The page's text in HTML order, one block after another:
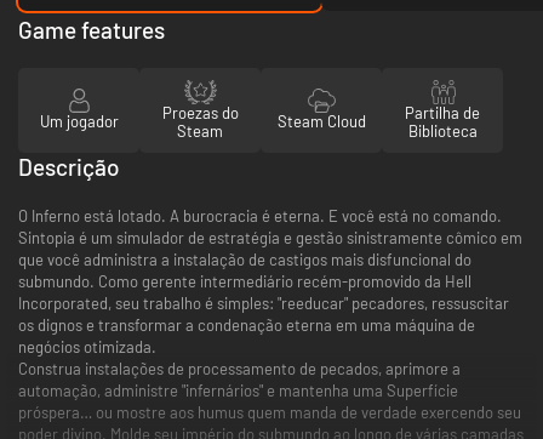
Game features
Um jogador
Proezas do
Steam
Steam Cloud
Partilha de
Biblioteca
Descrição
O Inferno está lotado. A burocracia é eterna. E você está no comando.
Sintopia é um simulador de estratégia e gestão sinistramente cômico em
que você administra a instalação de castigos mais disfuncional do
submundo. Como gerente intermediário recém-promovido da Hell
Incorporated, seu trabalho é simples: "reeducar" pecadores, ressuscitar
os dignos e transformar a condenação eterna em uma máquina de
negócios otimizada.
Construa instalações de processamento de pecados, aprimore a
automação, administre "infernários" e mantenha uma Superfície
próspera… ou mostre aos humus quem manda de verdade exercendo seu
poder divino. Molde seu império do submundo ao longo de várias camadas